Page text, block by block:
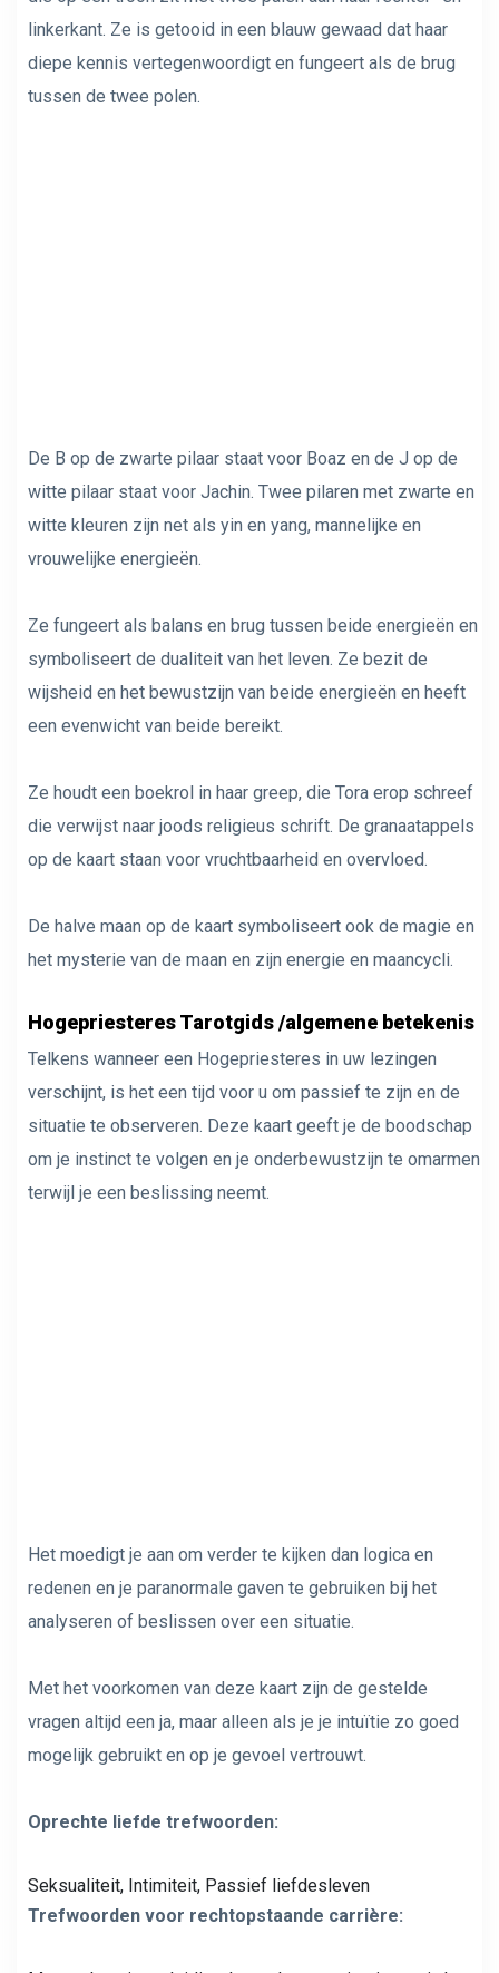
linkerkant. Ze is getooid in een blauw gewaad dat haar
diepe kennis vertegenwoordigt en fungeert als de brug
tussen de twee polen.
De B ​​op de zwarte pilaar staat voor Boaz en de J op de
witte pilaar staat voor Jachin. Twee pilaren met zwarte en
witte kleuren zijn net als yin en yang, mannelijke en
vrouwelijke energieën.
Ze fungeert als balans en brug tussen beide energieën en
symboliseert de dualiteit van het leven. Ze bezit de
wijsheid en het bewustzijn van beide energieën en heeft
een evenwicht van beide bereikt.
Ze houdt een boekrol in haar greep, die Tora erop schreef
die verwijst naar joods religieus schrift. De granaatappels
op de kaart staan ​​voor vruchtbaarheid en overvloed.
De halve maan op de kaart symboliseert ook de magie en
het mysterie van de maan en zijn energie en maancycli.
Hogepriesteres Tarotgids /algemene betekenis
Telkens wanneer een Hogepriesteres in uw lezingen
verschijnt, is het een tijd voor u om passief te zijn en de
situatie te observeren. Deze kaart geeft je de boodschap
om je instinct te volgen en je onderbewustzijn te omarmen
terwijl je een beslissing neemt.
Het moedigt je aan om verder te kijken dan logica en
redenen en je paranormale gaven te gebruiken bij het
analyseren of beslissen over een situatie.
Met het voorkomen van deze kaart zijn de gestelde
vragen altijd een ja, maar alleen als je je intuïtie zo goed
mogelijk gebruikt en op je gevoel vertrouwt.
Oprechte liefde trefwoorden:
Seksualiteit, Intimiteit, Passief liefdesleven
Trefwoorden voor rechtopstaande carrière: